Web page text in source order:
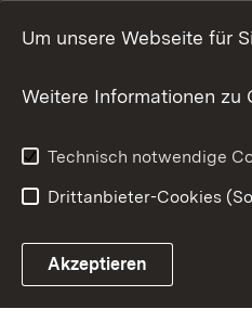
Anfahrt und
Link zum
Um unsere Webseite für
Weitere Informationen zu
Technisch notwendige
Drittanbieter-Cookies
Akzeptieren